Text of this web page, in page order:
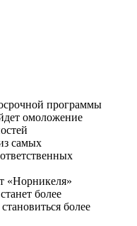
программы
омоложение
самых
«Норникеля»
более
более